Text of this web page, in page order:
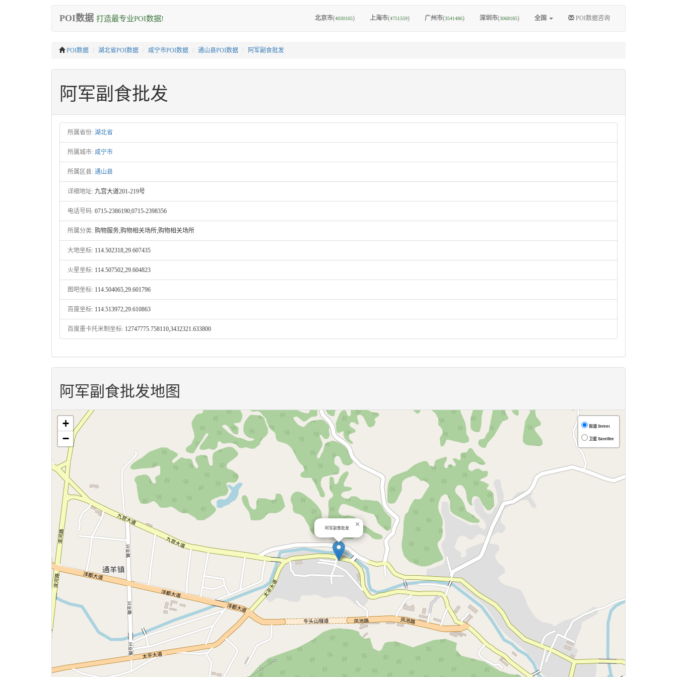
POI数据 打造最专业POI数据! 北京市(4030165) 上海市(4751559) 广州市(3541486) 深圳市(3068185) 全国 POI数据咨询
POI数据 湖北省POI数据 咸宁市POI数据 通山县POI数据 阿军副食批发
阿军副食批发
所属省份: 湖北省
所属城市: 咸宁市
所属区县: 通山县
详细地址: 九宫大道201-219号
电话号码: 0715-2386190;0715-2398356
所属分类: 购物服务;购物相关场所;购物相关场所
大地坐标: 114.502318,29.607435
火星坐标: 114.507502,29.604823
图吧坐标: 114.504065,29.601796
百度坐标: 114.513972,29.610863
百度墨卡托米制坐标: 12747775.758110,3432321.633800
阿军副食批发地图
阿军副食批发 ×
+
−
街道 Street
卫星 Satellite